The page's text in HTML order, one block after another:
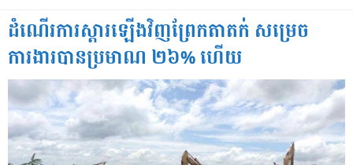
ដំណើរការស្តារឡើងវិញព្រែកតាតក់ សម្រេច
ការងារបានប្រមាណ ២៦% ហើយ